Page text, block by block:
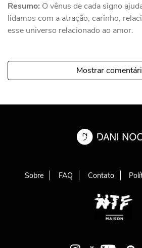
Resumo: O vênus de cada signo
lidamos com a atração, carinho,
esse universo relacionado ao amor.
Mostrar
Sobre FAQ Contato